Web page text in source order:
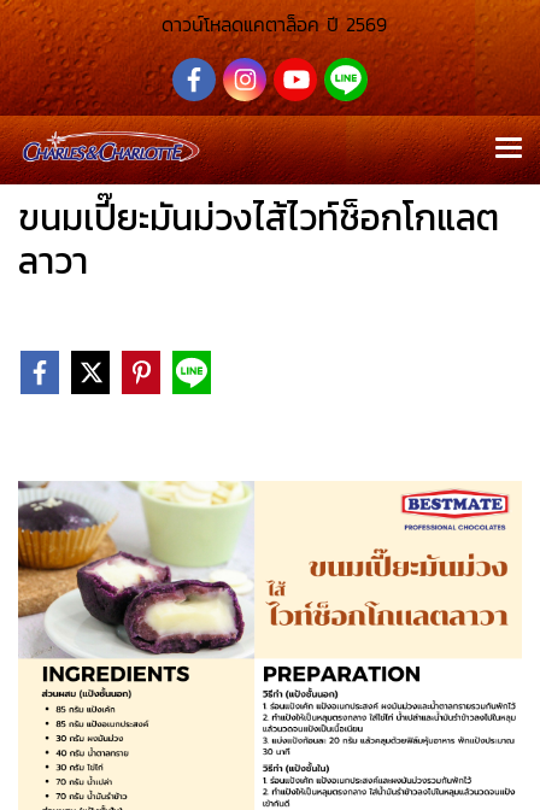
ดาวน์โหลดแคตาล็อค ปี 2569
ขนมเปี๊ยะมันม่วงไส้ไวท์ช็อกโกแลต
ลาวา